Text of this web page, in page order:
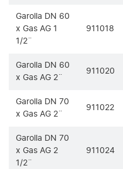
Garolla DN 60
x Gas AG 1
1/2¨
911018
Garolla DN 60
x Gas AG 2¨
911020
Garolla DN 70
x Gas AG 2¨
911022
Garolla DN 70
x Gas AG 2
1/2¨
911024